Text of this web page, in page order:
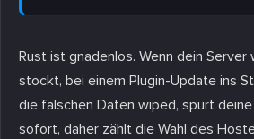
Rust ist gnadenlos. Wenn dein Server
stockt, bei einem Plugin-Update ins
die falschen Daten wiped, spürt
sofort, daher zählt die Wahl des